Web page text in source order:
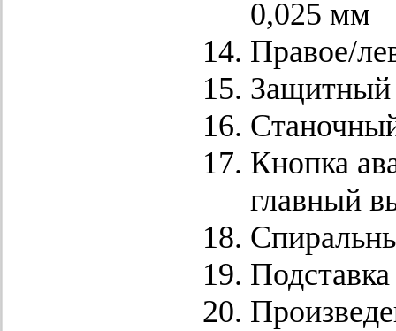
0,025 мм
Правое/
Защитный
Кнопка
главный